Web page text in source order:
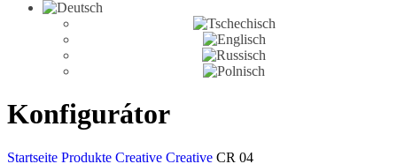
Konfigurátor
Startseite Produkte Creative Creative CR 04